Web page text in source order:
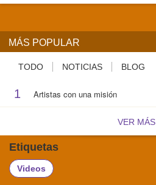
MÁS POPULAR
TODO NOTICIAS BLOG
1 Artistas con una misión
VER MÁS
Etiquetas
Videos